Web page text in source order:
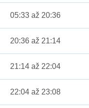
05:33 až 20:36
20:36 až 21:14
21:14 až 22:04
22:04 až 23:08